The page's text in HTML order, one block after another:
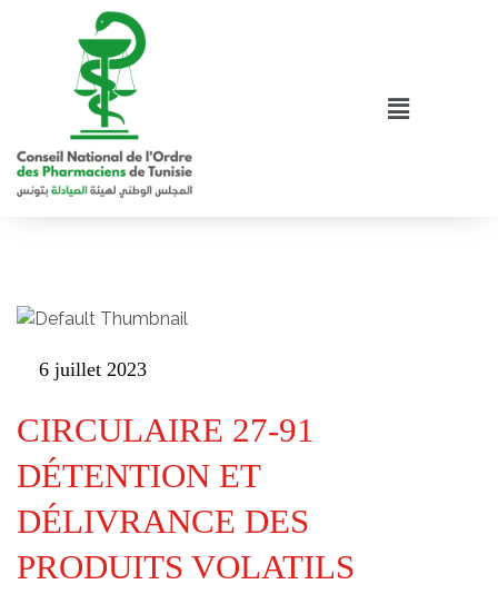
6 juillet 2023
CIRCULAIRE 27-91
DÉTENTION ET
DÉLIVRANCE DES
PRODUITS VOLATILS